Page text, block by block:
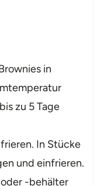
in
zu 5 Tage
In Stücke
und einfrieren.
-behälter